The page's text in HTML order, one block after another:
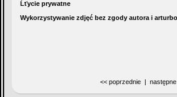
Ĺťycie prywatne
Wykorzystywanie zdjęć bez zgody autora i
<< poprzednie | następne